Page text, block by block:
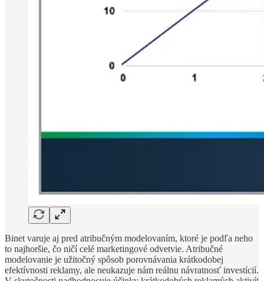
Binet varuje aj pred atribučným modelovaním, ktoré je podľa neho
to najhoršie, čo ničí celé marketingové odvetvie. Atribučné
modelovanie je užitočný spôsob porovnávania krátkodobej
efektívnosti reklamy, ale neukazuje nám reálnu návratnosť investícií.